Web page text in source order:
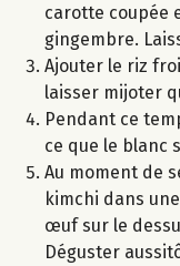
carotte coupée
gingembre.
Ajouter le riz
laisser mijoter
Pendant ce
ce que le blanc
Au moment de
kimchi dans
œuf sur le
Déguster